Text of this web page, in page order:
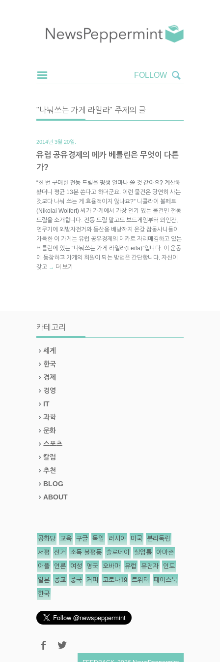
"나눠쓰는 가게 라일라" 주제의 글
2014년 3월 20일.
유럽 공유경제의 메카 베를린은 무엇이 다른
가?
“한 번 구매한 전동 드릴을 평생 얼마나 쓸 것 같아요? 계산해
봤더니 평균 13분 쓴다고 하더군요. 이런 물건은 당연히 사는
것보다 나눠 쓰는 게 효율적이지 않나요?” 니콜라이 볼페트
(Nikolai Wolfert) 씨가 가게에서 가장 인기 있는 물건인 전동
드릴을 소개합니다. 전동 드릴 말고도 보드게임부터 와인잔,
연무기에 외발자전거와 등산용 배낭까지 온갖 잡동사니들이
가득한 이 가게는 유럽 공유경제의 메카로 자리매김하고 있는
베를린에 있는 “나눠쓰는 가게 라일라(Leila)”입니다. 이 운동
에 동참하고 가게의 회원이 되는 방법은 간단합니다. 자신이
갖고 → 더 보기
카테고리
세계
한국
경제
경영
IT
과학
문화
스포츠
칼럼
추천
BLOG
ABOUT
공화당 교육 구글 독일 러시아 미국 분리독립
서평 선거 소득 불평등 슬로데이 실업률 아마존
애플 언론 여성 영국 오바마 유럽 유전자 인도
일본 종교 중국 커피 코로나19 트위터 페이스북
한국